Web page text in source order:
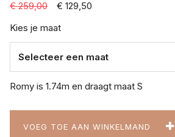
€ 259,00
€ 129,50
Kies je maat
Romy is 1.74m en draagt maat S
VOEG TOE AAN WINKELMAND